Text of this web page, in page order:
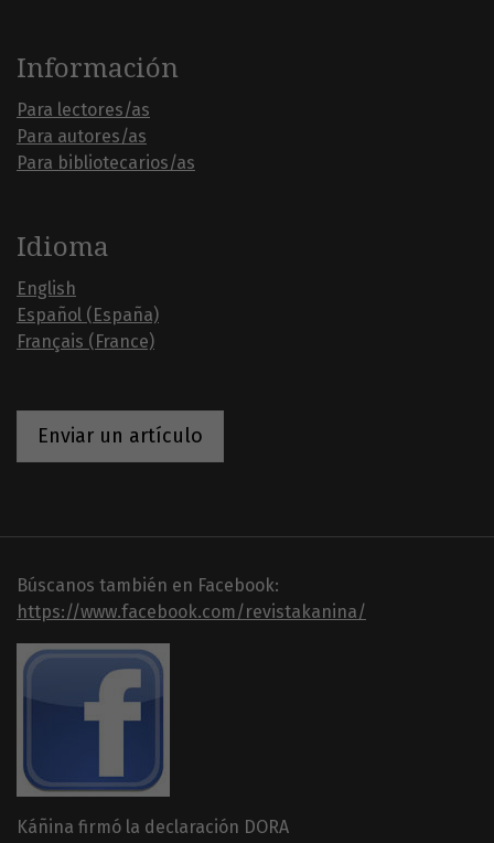
Información
Para lectores/as
Para autores/as
Para bibliotecarios/as
Idioma
English
Español (España)
Français (France)
Enviar un artículo
Búscanos también en Facebook:
https://www.facebook.com/revistakanina/
Káñina firmó la declaración DORA